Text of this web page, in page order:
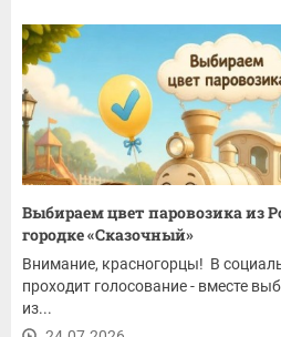
Выбираем цвет паровозика из
городке «Сказочный»
Внимание, красногорцы! В
проходит голосование - вместе
из...